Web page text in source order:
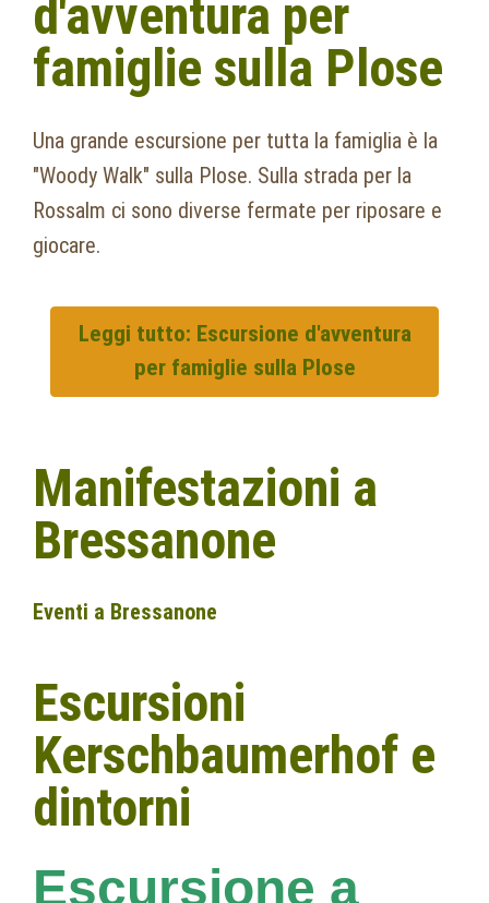
d'avventura per
famiglie sulla Plose
Una grande escursione per tutta la famiglia è la
"Woody Walk" sulla Plose. Sulla strada per la
Rossalm ci sono diverse fermate per riposare e
giocare.
Leggi tutto: Escursione d'avventura
per famiglie sulla Plose
Manifestazioni a
Bressanone
Eventi a Bressanone
Escursioni
Kerschbaumerhof e
dintorni
Escursione a